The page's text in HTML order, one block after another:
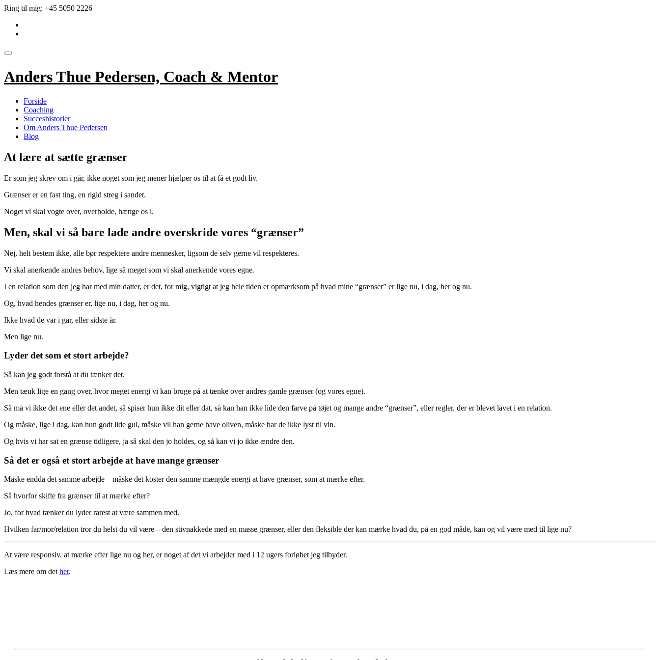
Videre
indhold
Ring til mig: +45 5050 2226
Skift
Anders Thue Pedersen, Coach & Mentor
Forside
Coaching
Succeshistorier
Om Anders Thue Pedersen
Blog
At lære at sætte grænser
Er som jeg skrev om i går, ikke noget som jeg mener hjælper os til at få et godt liv.
Grænser er en fast ting, en rigid streg i sandet.
Noget vi skal vogte over, overholde, hænge os i.
Men, skal vi så bare lade andre overskride vores “grænser”
Nej, helt bestem ikke, alle bør respektere andre mennesker, ligsom de selv gerne vil respekteres.
Vi skal anerkende andres behov, lige så meget som vi skal anerkende vores egne.
I en relation som den jeg har med min datter, er det, for mig, vigtigt at jeg hele tiden er opmærksom på hvad mine “grænser” er lige nu, i dag, her og nu.
Og, hvad hendes grænser er, lige nu, i dag, her og nu.
Ikke hvad de var i går, eller sidste år.
Men lige nu.
Lyder det som et stort arbejde?
Så kan jeg godt forstå at du tænker det.
Men tænk lige en gang over, hvor meget energi vi kan bruge på at tænke over andres gamle grænser (og vores egne).
Så må vi ikke det ene eller det andet, så spiser hun ikke dit eller dat, så kan han ikke lide den farve på tøjet og mange andre “grænser”, eller regler, der er blevet lavet i en relation.
Og måske, lige i dag, kan hun godt lide gul, måske vil han gerne have oliven, måske har de ikke lyst til vin.
Og hvis vi har sat en grænse tidligere, ja så skal den jo holdes, og så kan vi jo ikke ændre den.
Så det er også et stort arbejde at have mange grænser
Måske endda det samme arbejde – måske det koster den samme mængde energi at have grænser, som at mærke efter.
Så hvorfor skifte fra grænser til at mærke efter?
Jo, for hvad tænker du lyder rarest at være sammen med.
Hvilken far/mor/relation tror du helst du vil være – den stivnakkede med en masse grænser, eller den fleksible der kan mærke hvad du, på en god måde, kan og vil være med til lige nu?
At være responsiv, at mærke efter lige nu og her, er noget af det vi arbejder med i 12 ugers forløbet jeg tilbyder.
Læs mere om det her.